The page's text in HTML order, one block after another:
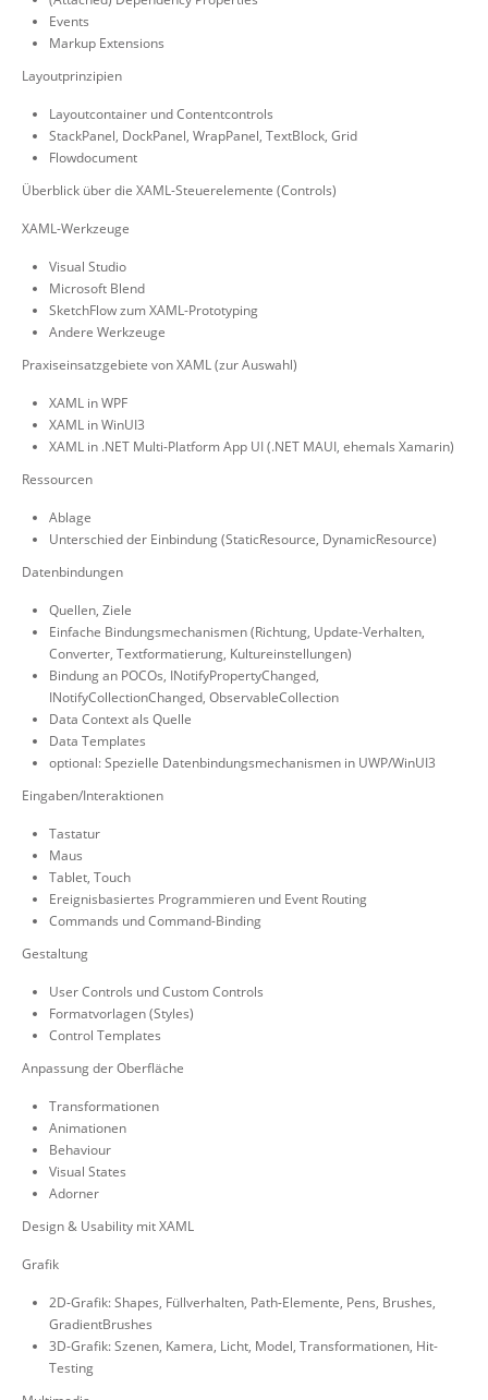
Events
Markup Extensions
Layoutprinzipien
Layoutcontainer und Contentcontrols
StackPanel, DockPanel, WrapPanel, TextBlock, Grid
Flowdocument
Überblick über die XAML-Steuerelemente (Controls)
XAML-Werkzeuge
Visual Studio
Microsoft Blend
SketchFlow zum XAML-Prototyping
Andere Werkzeuge
Praxiseinsatzgebiete von XAML (zur Auswahl)
XAML in WPF
XAML in WinUI3
XAML in .NET Multi-Platform App UI (.NET MAUI, ehemals Xamarin)
Ressourcen
Ablage
Unterschied der Einbindung (StaticResource, DynamicResource)
Datenbindungen
Quellen, Ziele
Einfache Bindungsmechanismen (Richtung, Update-Verhalten,
Converter, Textformatierung, Kultureinstellungen)
Bindung an POCOs, INotifyPropertyChanged,
INotifyCollectionChanged, ObservableCollection
Data Context als Quelle
Data Templates
optional: Spezielle Datenbindungsmechanismen in UWP/WinUI3
Eingaben/Interaktionen
Tastatur
Maus
Tablet, Touch
Ereignisbasiertes Programmieren und Event Routing
Commands und Command-Binding
Gestaltung
User Controls und Custom Controls
Formatvorlagen (Styles)
Control Templates
Anpassung der Oberfläche
Transformationen
Animationen
Behaviour
Visual States
Adorner
Design & Usability mit XAML
Grafik
2D-Grafik: Shapes, Füllverhalten, Path-Elemente, Pens, Brushes,
GradientBrushes
3D-Grafik: Szenen, Kamera, Licht, Model, Transformationen, Hit-
Testing